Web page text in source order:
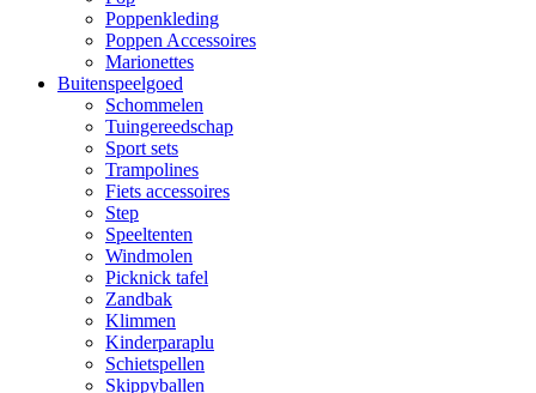
Poppenkleding
Poppen Accessoires
Marionettes
Buitenspeelgoed
Schommelen
Tuingereedschap
Sport sets
Trampolines
Fiets accessoires
Step
Speeltenten
Windmolen
Picknick tafel
Zandbak
Klimmen
Kinderparaplu
Schietspellen
Skippyballen